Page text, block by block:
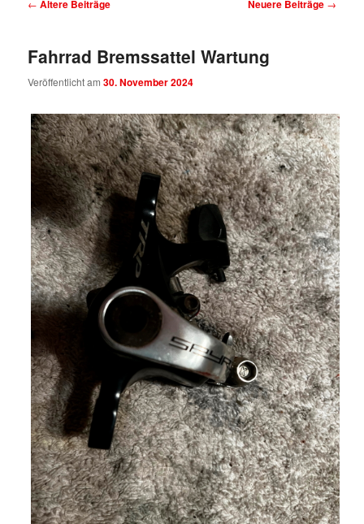
← Ältere Beiträge Neuere Beiträge →
Fahrrad Bremssattel Wartung
Veröffentlicht am30. November 2024